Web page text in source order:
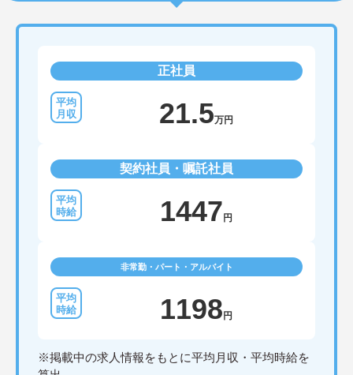
正社員
21.5万円
契約社員・嘱託社員
1447 円
非常勤・パート・アルバイト
1198 円
※掲載中の求人情報をもとに平均月収・平均時給を